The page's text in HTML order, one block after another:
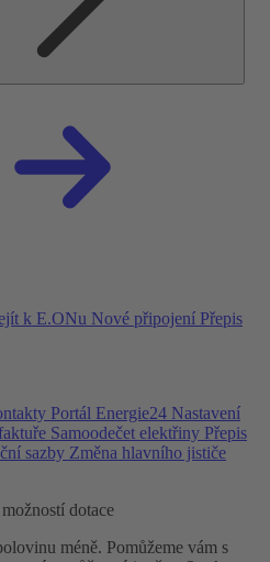
k E.ONu Nové připojení Přepis
Portál Energie24 Nastavení
Samoodečet elektřiny Přepis
sazby Změna hlavního jističe
dotace
méně. Pomůžeme vám s